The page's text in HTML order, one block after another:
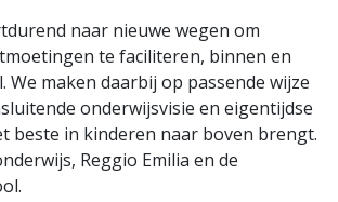
naar nieuwe wegen om
te faciliteren, binnen en
We maken daarbij op passende wijze
onderwijsvisie en eigentijdse
beste in kinderen naar boven brengt.
Reggio Emilia en de